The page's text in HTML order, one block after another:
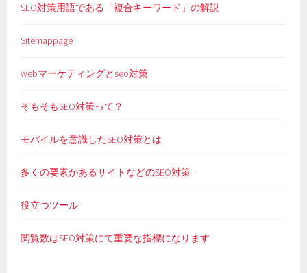
SEO対策用語である「複合キーワード」の解説
Sitemappage
webマーケティングとseo対策
そもそもSEO対策って？
モバイルを意識したSEO対策とは
多くの要素があるサイトなどのSEO対策
役立つツール
閲覧数はSEO対策にて重要な指標になります